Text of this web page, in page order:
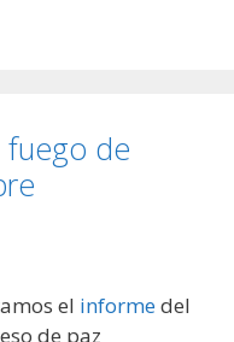
fuego de
el informedel
de paz